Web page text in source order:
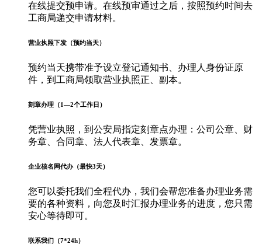
在线提交预申请。在线预审通过之后，按照预约时间去
工商局递交申请材料。
营业执照下发（预约当天）
预约当天携带准予设立登记通知书、办理人身份证原
件，到工商局领取营业执照正、副本。
刻章办理（1—2个工作日）
凭营业执照，到公安局指定刻章点办理：公司公章、财
务章、合同章、法人代表章、发票章。
企业核名网代办（最快3天）
您可以委托我们全程代办，我们会帮您准备办理业务需
要的各种资料，向您及时汇报办理业务的进度，您只需
安心等待即可。
联系我们（7*24h）